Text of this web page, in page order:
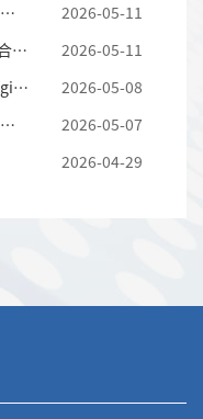
什么是扭矩？全面了解扭矩计算和应用知识
2026-05-11
8 种不同类型的工业机器人：综合指南
2026-05-11
INS 的发展帮助 EyeVi Technologies 实现可扩展的道路...
2026-05-08
为什么惯性导航系统对于移动雷达系统至关重要
2026-05-07
2026-04-29